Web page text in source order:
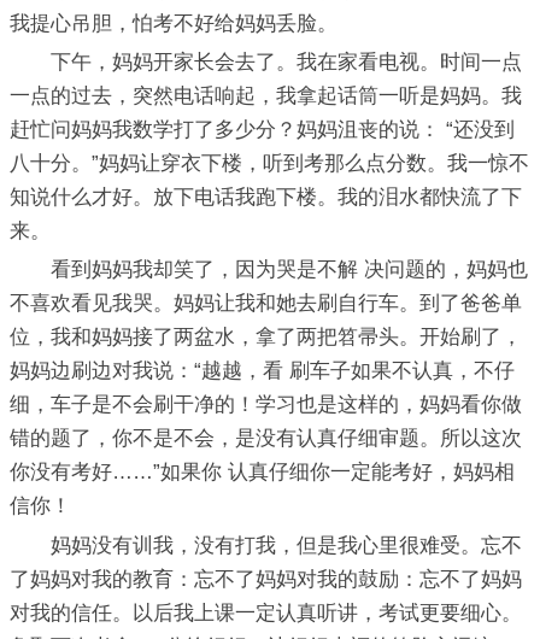
我提心吊胆，怕考不好给妈妈丢脸。
下午，妈妈开家长会去了。我在家看电视。时间一点
一点的过去，突然电话响起，我拿起话筒一听是妈妈。我
赶忙问妈妈我数学打了多少分？妈妈沮丧的说： “还没到
八十分。”妈妈让穿衣下楼，听到考那么点分数。我一惊不
知说什么才好。放下电话我跑下楼。我的泪水都快流了下
来。
看到妈妈我却笑了，因为哭是不解 决问题的，妈妈也
不喜欢看见我哭。妈妈让我和她去刷自行车。到了爸爸单
位，我和妈妈接了两盆水，拿了两把笤帚头。开始刷了，
妈妈边刷边对我说：“越越，看 刷车子如果不认真，不仔
细，车子是不会刷干净的！学习也是这样的，妈妈看你做
错的题了，你不是不会，是没有认真仔细审题。所以这次
你没有考好……”如果你 认真仔细你一定能考好，妈妈相
信你！
妈妈没有训我，没有打我，但是我心里很难受。忘不
了妈妈对我的教育：忘不了妈妈对我的鼓励：忘不了妈妈
对我的信任。以后我上课一定认真听讲，考试更要细心。